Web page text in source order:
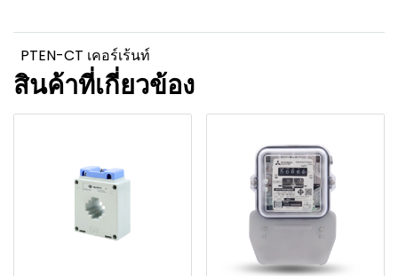
PTEN-CT เคอร์เร้นท์
สินค้าที่เกี่ยวข้อง